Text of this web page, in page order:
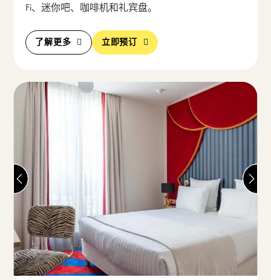
Fi、迷你吧、咖啡机和礼宾盘。
了解更多 立即预订